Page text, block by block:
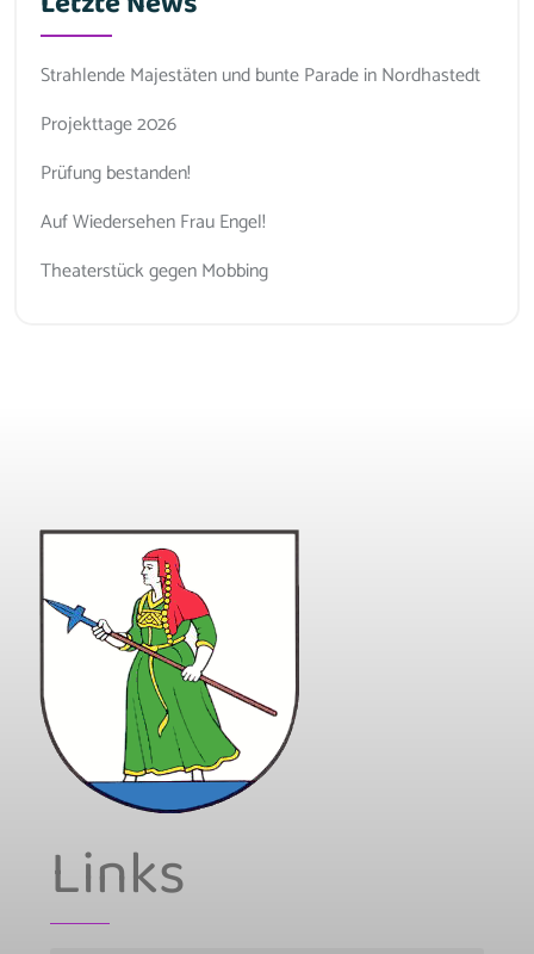
Strahlende Majestäten und bunte Parade in Nordhastedt
Projekttage 2026
Prüfung bestanden!
Auf Wiedersehen Frau Engel!
Theaterstück gegen Mobbing
Links